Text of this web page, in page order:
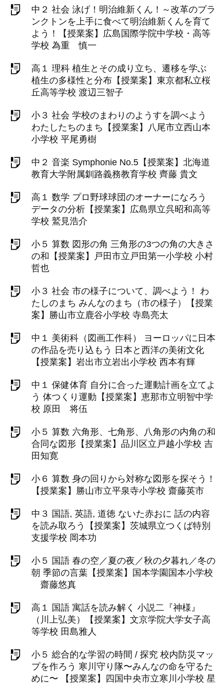
中２ 社会 泳げ！明治維新くん！～改革のプラ
ンクトンを上手に食べて明治維新くんを育て
よう！【授業案】広島国際学院中学校・高等
学校 為重 慎一
高１ 理科 植生とその成り立ち、遷移を学ぶ
植生の多様性と分布【授業案】東京都私立桜
丘高等学校 渡辺三智子
小３ 社会 学校のまわりのようすを調べよう
わたしたちのまち【授業案】八尾市立西山本
小学校 平尾勇樹
中２ 音楽 Symphonie No.5【授業案】北海道
教育大学附属釧路義務教育学校 齊藤 貴文
高１ 数学 プロ野球球団のオーナーになろう
データの分析【授業案】広島県立呉昭和高等
学校 鷲見浩介
小５ 算数 図形の角 三角形の3つの角の大きさ
の和【授業案】戸田市立戸田第一小学校 小村
哲也
小３ 社会 市の様子について、調べよう！ わ
たしのまち みんなのまち（市の様子）【授業
案】勝山市立鹿谷小学校 寺島亮太
中１ 美術科（図画工作科） ヨーロッパに日本
の作品を売り込もう 日本と西洋の美術文化
【授業案】岩出市立岩出小学校 西本有輝
中１ 保健体育 自分に合った運動計画を立てよ
う 体つくり運動【授業案】恵那市立明智中学
校 原田 将伍
小５ 算数 六角形、七角形、八角形の内角の和
合同な図形【授業案】品川区立戸越小学校 吉
田知寛
小６ 算数 身の回りから対称な図形を探そう！
【授業案】勝山市立平泉寺小学校 齋藤英市
中３ 国語, 英語, 道徳 ないた赤おに 話の内容
を読み取ろう【授業案】茨城県立つくば特別
支援学校 岡本功
小５ 国語 春の空／夏の夜／秋の夕暮れ／冬の
朝 季節の言葉【授業案】国本学園国本小学校
齋藤悠真
高１ 国語 寓話を読み解く 小説二『神様』
（川上弘美）【授業案】文京学院大学女子高
等学校 田島雅人
小５ 総合的な学習の時間 / 探究 校内防災マッ
プを作ろう 寒川守り隊〜みんなの命を守るた
めに〜 【授業案】四国中央市立寒川小学校 星